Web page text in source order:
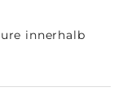
innerhalb